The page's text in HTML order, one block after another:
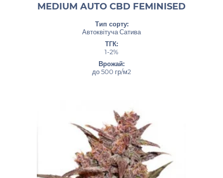
MEDIUM AUTO CBD FEMINISED
Тип сорту:
Автоквітуча Сатива
ТГК:
1-2%
Врожай:
до 500 гр/м2